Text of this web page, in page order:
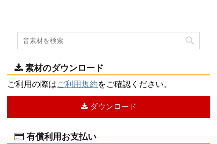
素材のダウンロード
ご利用の際はご利用規約をご確認ください。
ダウンロード
有償利用お支払い